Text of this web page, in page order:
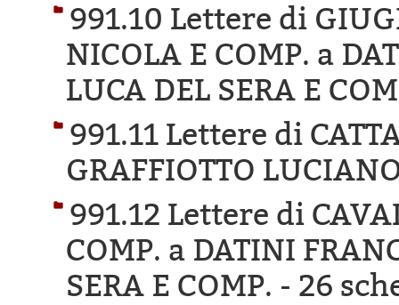
991.10 Lettere di
NICOLA E COMP. a
LUCA DEL SERA E
991.11 Lettere di
GRAFFIOTTO
991.12 Lettere di
COMP. a DATINI
SERA E COMP. - 26